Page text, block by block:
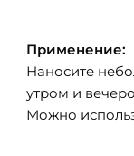
Применение:
Наносите
утром и
Можно